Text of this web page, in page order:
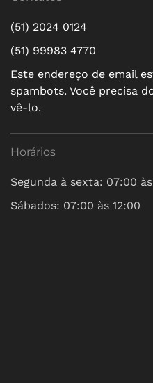
(51) 2024 0124
(51) 99983 4770
Este endereço de email
spambots. Você precisa
vê-lo.
Horários
Segunda à sexta: 07:00 às
Sábados: 07:00 às 12:00